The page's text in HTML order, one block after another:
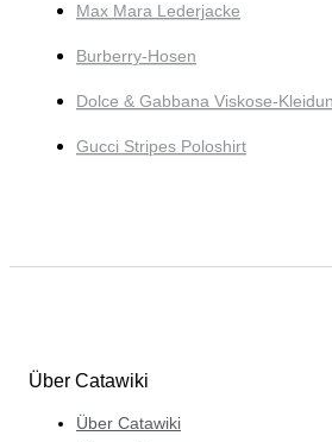
Max Mara Lederjacke
Burberry-Hosen
Dolce & Gabbana Viskose-
Gucci Stripes Poloshirt
Über Catawiki
Über Catawiki